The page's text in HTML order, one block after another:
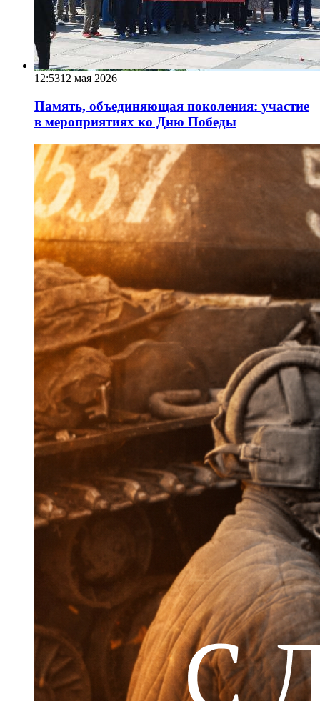
12:5312 мая 2026
Память, объединяющая поколения: участие
в мероприятиях ко Дню Победы